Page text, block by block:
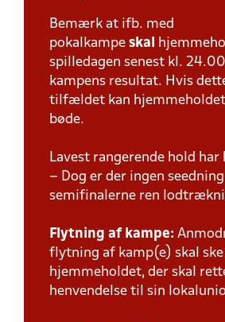
Bemærk at ifb. med
pokalkampe skal
spilledagen senest kl.
kampens resultat. Hvis
tilfældet kan
bøde.
Lavest rangerende hold har
– Dog er der ingen
semifinalerne ren
Flytning af kampe:
flytning af kamp(e) skal ske
hjemmeholdet, der skal
henvendelse til sin